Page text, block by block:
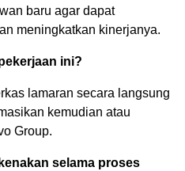
baru agar dapat
meningkatkan kinerjanya.
ini?
lamaran secara langsung
kemudian atau
Group.
selama proses